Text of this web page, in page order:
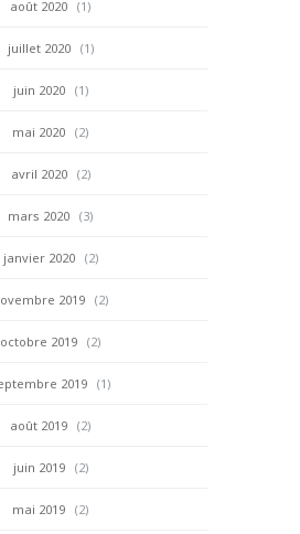
août 2020 (1)
juillet 2020 (1)
juin 2020 (1)
mai 2020 (2)
avril 2020 (2)
mars 2020 (3)
janvier 2020 (2)
2019 (2)
octobre 2019 (2)
2019 (1)
août 2019 (2)
juin 2019 (2)
mai 2019 (2)